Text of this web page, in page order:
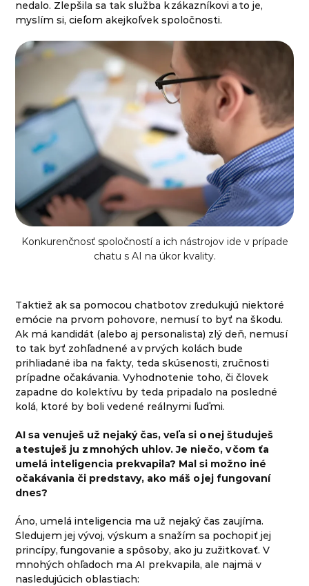
nedalo. Zlepšila sa tak služba k zákazníkovi a to je,
myslím si, cieľom akejkoľvek spoločnosti.
Konkurenčnosť spoločností a ich nástrojov ide v prípade
chatu s AI na úkor kvality.
Taktiež ak sa pomocou chatbotov zredukujú niektoré
emócie na prvom pohovore, nemusí to byť na škodu.
Ak má kandidát (alebo aj personalista) zlý deň, nemusí
to tak byť zohľadnené a v prvých kolách bude
prihliadané iba na fakty, teda skúsenosti, zručnosti
prípadne očakávania. Vyhodnotenie toho, či človek
zapadne do kolektívu by teda pripadalo na posledné
kolá, ktoré by boli vedené reálnymi ľuďmi.
AI sa venuješ už nejaký čas, veľa si o nej študuješ
a testuješ ju z mnohých uhlov. Je niečo, v čom ťa
umelá inteligencia prekvapila? Mal si možno iné
očakávania či predstavy, ako máš o jej fungovaní
dnes?
Áno, umelá inteligencia ma už nejaký čas zaujíma.
Sledujem jej vývoj, výskum a snažím sa pochopiť jej
princípy, fungovanie a spôsoby, ako ju zužitkovať. V
mnohých ohľadoch ma AI prekvapila, ale najmä v
nasledujúcich oblastiach: